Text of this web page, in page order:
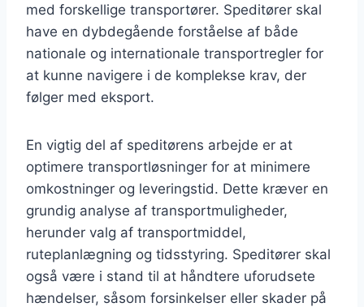
med forskellige transportører. Speditører skal
have en dybdegående forståelse af både
nationale og internationale transportregler for
at kunne navigere i de komplekse krav, der
følger med eksport.
En vigtig del af speditørens arbejde er at
optimere transportløsninger for at minimere
omkostninger og leveringstid. Dette kræver en
grundig analyse af transportmuligheder,
herunder valg af transportmiddel,
ruteplanlægning og tidsstyring. Speditører skal
også være i stand til at håndtere uforudsete
hændelser, såsom forsinkelser eller skader på